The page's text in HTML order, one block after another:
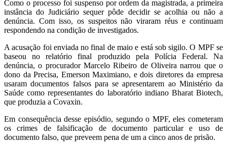
Como o processo foi suspenso por ordem da magistrada, a primeira
instância do Judiciário sequer pôde decidir se acolhia ou não a
denúncia. Com isso, os suspeitos não viraram réus e continuam
respondendo na condição de investigados.
A acusação foi enviada no final de maio e está sob sigilo. O MPF se
baseou no relatório final produzido pela Polícia Federal. Na
denúncia, o procurador Marcelo Ribeiro de Oliveira narrou que o
dono da Precisa, Emerson Maximiano, e dois diretores da empresa
usaram documentos falsos para se apresentarem ao Ministério da
Saúde como representantes do laboratório indiano Bharat Biotech,
que produzia a Covaxin.
Em consequência desse episódio, segundo o MPF, eles cometeram
os crimes de falsificação de documento particular e uso de
documento falso, que preveem pena de um a cinco anos de prisão.